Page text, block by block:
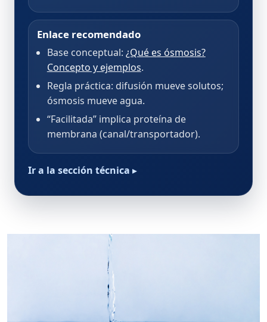
Enlace recomendado
Base conceptual: ¿Qué es ósmosis?
Concepto y ejemplos.
Regla práctica: difusión mueve solutos;
ósmosis mueve agua.
“Facilitada” implica proteína de
membrana (canal/transportador).
Ir a la sección técnica ▸